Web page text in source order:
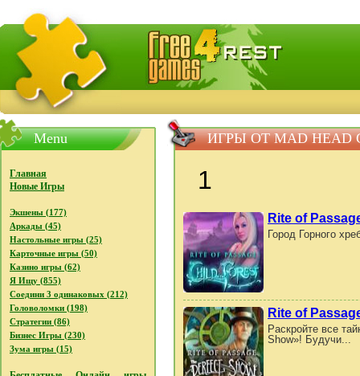
FreeGames4Rrest - Бесплатно скачать игры,
Menu
Главная
Новые Игры
Экшены (177)
Аркады (45)
Настольные игры (25)
Карточные игры (50)
Казино игры (62)
Я Ищу (855)
Соедини 3 одинаковых (212)
Головоломки (198)
Стратегии (86)
Бизнес Игры (230)
Зума игры (15)
ИГРЫ ОТ MAD HEAD
1
Rite of
Город Горного
Rite of
Раскройте все
Show»! Будучи...